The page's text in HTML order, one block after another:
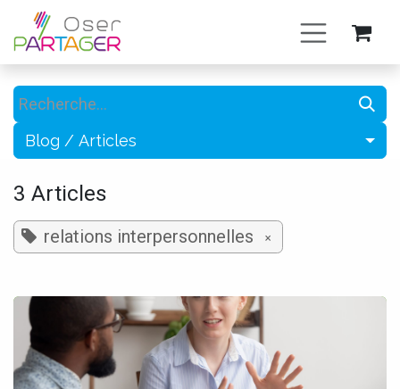
Se rendre au contenu
Blog / Articles
3 Articles
relations interpersonnelles ×